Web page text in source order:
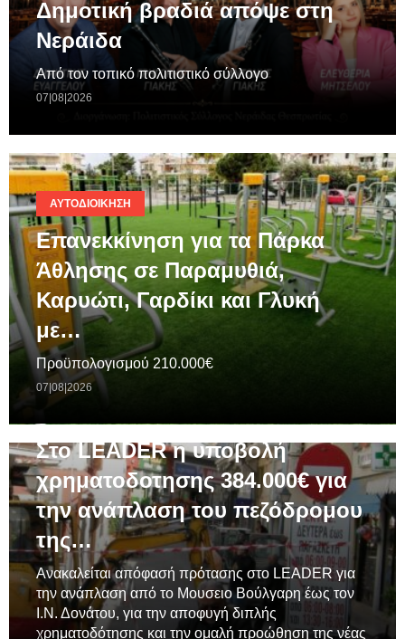
Δημοτική βραδιά απόψε στη
Νεράιδα
Από τον τοπικό πολιτιστικό σύλλογο
07|08|2026
ΑΥΤΟΔΙΟΊΚΗΣΗ
Επανεκκίνηση για τα Πάρκα
Άθλησης σε Παραμυθιά,
Καρυώτι, Γαρδίκι και Γλυκή
με…
Προϋπολογισμού 210.000€
07|08|2026
Στο LEADER η υποβολή
χρηματοδοτησης 384.000€ για
την ανάπλαση του πεζόδρομου
της…
Ανακαλείται απόφασή πρότασης στο LEADER για
την ανάπλαση από το Μουσειο Βούλγαρη έως τον
Ι.Ν. Δονάτου, για την αποφυγή διπλής
χρηματοδότησης και την ομαλή προώθηση της νέας